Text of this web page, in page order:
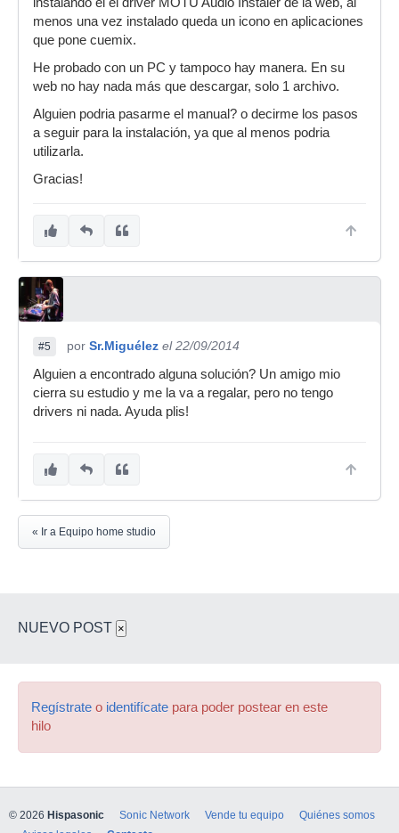
menos una vez instalado queda un icono en aplicaciones
que pone cuemix.
He probado con un PC y tampoco hay manera. En su
web no hay nada más que descargar, solo 1 archivo.
Alguien podria pasarme el manual? o decirme los pasos
a seguir para la instalación, ya que al menos podria
utilizarla.
Gracias!
#5 por Sr.Miguélez el 22/09/2014
Alguien a encontrado alguna solución? Un amigo mio
cierra su estudio y me la va a regalar, pero no tengo
drivers ni nada. Ayuda plis!
« Ir a Equipo home studio
NUEVO POST ×
Regístrate o identifícate para poder postear en este
hilo
© 2026 Hispasonic Sonic Network Vende tu equipo
Quiénes somos